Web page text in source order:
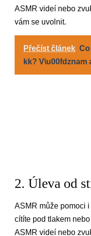
ASMR videí nebo
vám se uvolnit.
Přečíst článek
kk? V\u00fdznam
2. Úleva od
ASMR může pomoci
cítíte pod tlakem
ASMR videí nebo